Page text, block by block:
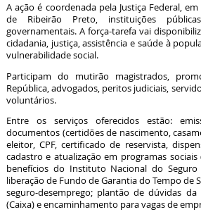
A ação é coordenada pela Justiça Federal,
de Ribeirão Preto, instituições
governamentais. A força-tarefa vai
cidadania, justiça, assistência e saúde à
vulnerabilidade social.
Participam do mutirão magistrados,
República, advogados, peritos judiciais,
voluntários.
Entre os serviços oferecidos estão:
documentos (certidões de nascimento,
eleitor, CPF, certificado de reservista,
cadastro e atualização em programas sociais
benefícios do Instituto Nacional do Seguro
liberação de Fundo de Garantia do Tempo de
seguro-desemprego; plantão de dúvidas da
(Caixa) e encaminhamento para vagas de